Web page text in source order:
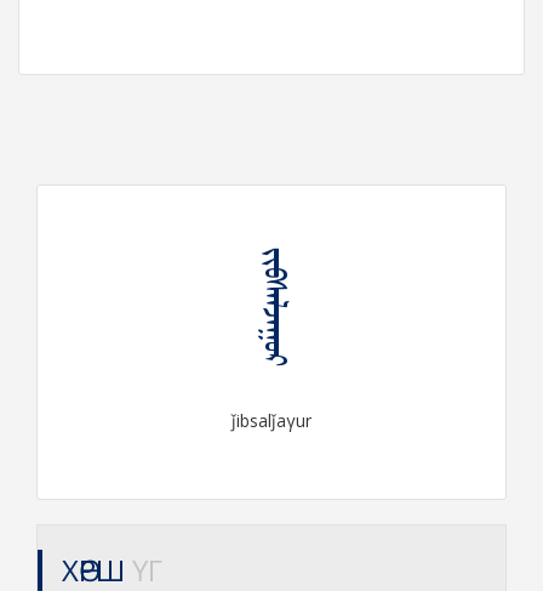
ᠵᠢᠪᠰᠠᠯᠵᠠᠭᠤᠷ
ǰibsalǰaγur
ХӨРШ ҮГ